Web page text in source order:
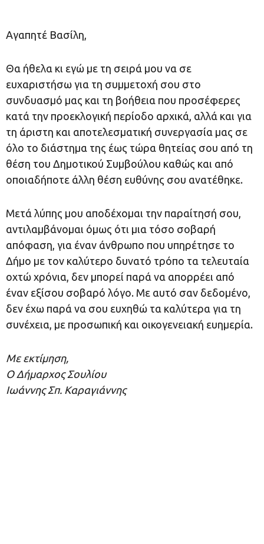
Αγαπητέ Βασίλη,
Θα ήθελα κι εγώ με τη σειρά μου να σε
ευχαριστήσω για τη συμμετοχή σου στο
συνδυασμό μας και τη βοήθεια που προσέφερες
κατά την προεκλογική περίοδο αρχικά, αλλά και για
τη άριστη και αποτελεσματική συνεργασία μας σε
όλο το διάστημα της έως τώρα θητείας σου από τη
θέση του Δημοτικού Συμβούλου καθώς και από
οποιαδήποτε άλλη θέση ευθύνης σου ανατέθηκε.
Μετά λύπης μου αποδέχομαι την παραίτησή σου,
αντιλαμβάνομαι όμως ότι μια τόσο σοβαρή
απόφαση, για έναν άνθρωπο που υπηρέτησε το
Δήμο με τον καλύτερο δυνατό τρόπο τα τελευταία
οχτώ χρόνια, δεν μπορεί παρά να απορρέει από
έναν εξίσου σοβαρό λόγο. Με αυτό σαν δεδομένο,
δεν έχω παρά να σου ευχηθώ τα καλύτερα για τη
συνέχεια, με προσωπική και οικογενειακή ευημερία.
Με εκτίμηση,
Ο Δήμαρχος Σουλίου
Ιωάννης Σπ. Καραγιάννης